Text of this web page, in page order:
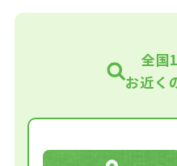
全国
お近く